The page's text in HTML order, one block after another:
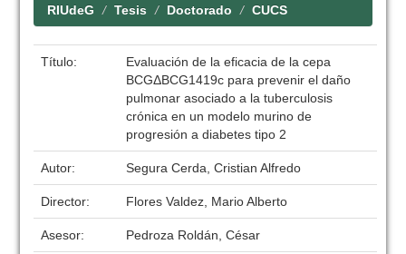
RIUdeG Tesis Doctorado CUCS
Título:
Evaluación de la eficacia de la cepa
BCGΔBCG1419c para prevenir el daño
pulmonar asociado a la tuberculosis
crónica en un modelo murino de
progresión a diabetes tipo 2
Autor: Segura Cerda, Cristian Alfredo
Director: Flores Valdez, Mario Alberto
Asesor: Pedroza Roldán, César